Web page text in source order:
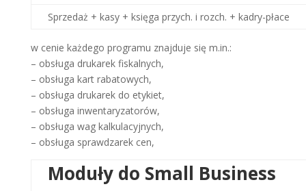
Sprzedaż + kasy + księga przych. i rozch. + kadry-płace
w cenie każdego programu znajduje się m.in.:
– obsługa drukarek fiskalnych,
– obsługa kart rabatowych,
– obsługa drukarek do etykiet,
– obsługa inwentaryzatorów,
– obsługa wag kalkulacyjnych,
– obsługa sprawdzarek cen,
Moduły do Small Business